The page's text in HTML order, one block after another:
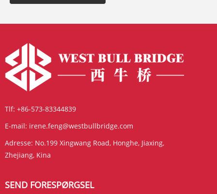
Tlf: +86-573-83344839
E-mail: irene.feng@westbullbridge.com
Adresse: No.199 Xingwang Road, Honghe, Jiaxing,
Zhejiang, Kina
SEND FORESPØRGSEL